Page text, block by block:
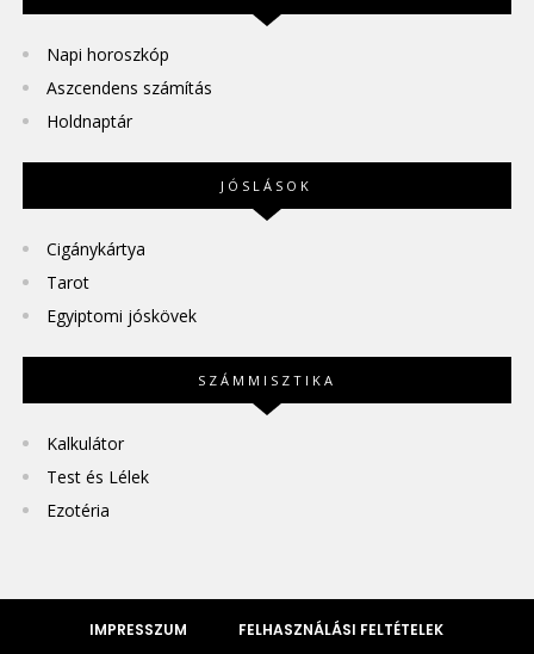
Napi horoszkóp
Aszcendens számítás
Holdnaptár
JÓSLÁSOK
Cigánykártya
Tarot
Egyiptomi jóskövek
SZÁMMISZTIKA
Kalkulátor
Test és Lélek
Ezotéria
IMPRESSZUM FELHASZNÁLÁSI FELTÉTELEK